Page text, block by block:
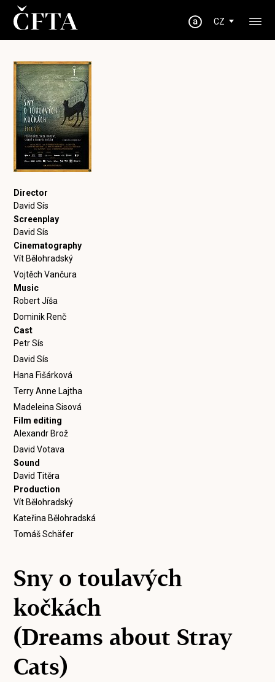
CZ
Director
David Sís
Screenplay
David Sís
Cinematography
Vít Bělohradský
Vojtěch Vančura
Music
Robert Jíša
Dominik Renč
Cast
Petr Sís
David Sís
Hana Fišárková
Terry Anne Lajtha
Madeleina Sisová
Film editing
Alexandr Brož
David Votava
Sound
David Titěra
Production
Vít Bělohradský
Kateřina Bělohradská
Tomáš Schäfer
Sny o toulavých
kočkách
(Dreams about Stray
Cats)